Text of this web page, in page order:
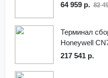
64 959 р. 82
Терминал
Honeywell
217 541 р.